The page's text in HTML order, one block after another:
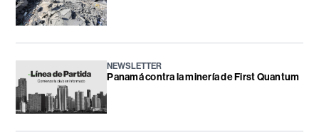
NEWSLETTER
Panamá contra la minería de First Quantum